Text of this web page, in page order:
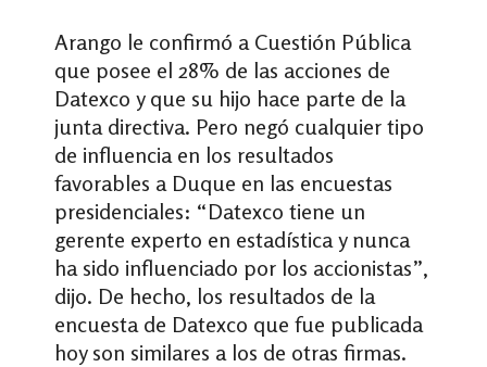
Arango le confirmó a Cuestión Pública
que posee el 28% de las acciones de
Datexco y que su hijo hace parte de la
junta directiva. Pero negó cualquier tipo
de influencia en los resultados
favorables a Duque en las encuestas
presidenciales: “Datexco tiene un
gerente experto en estadística y nunca
ha sido influenciado por los accionistas”,
dijo. De hecho, los resultados de la
encuesta de Datexco que fue publicada
hoy son similares a los de otras firmas.